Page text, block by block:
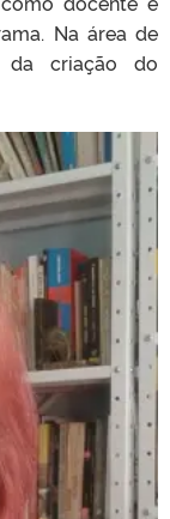
Na área de
da criação do